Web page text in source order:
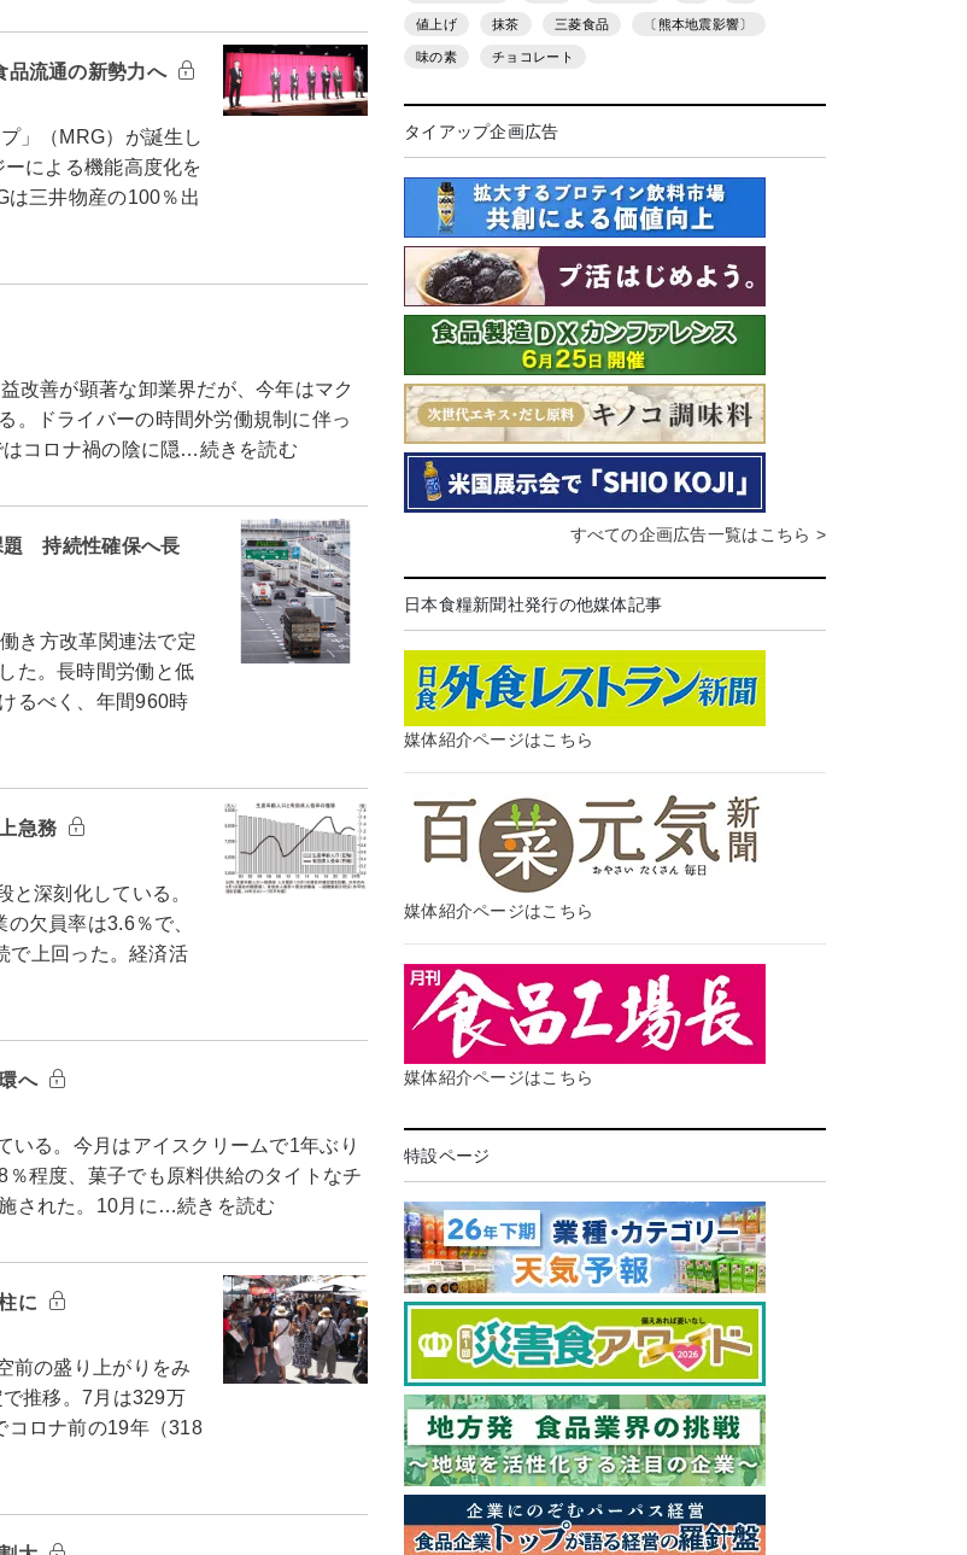
流通の新勢力へ
」（MRG）が誕生し
による機能高度化を
三井物産の100％出
改善が顕著な卸業界だが、今年はマク
。ドライバーの時間外労働規制に伴っ
コロナ禍の陰に隠…続きを読む
題 持続性確保へ長
き方改革関連法で定
た。長時間労働と低
るべく、年間960時
急務
深刻化している。
欠員率は3.6％で、
で上回った。経済活
へ
る。今月はアイスクリームで1年ぶり
程度、菓子でも原料供給のタイトなチ
された。10月に…続きを読む
に
の盛り上がりをみ
推移。7月は329万
コロナ前の19年（318
値上げ 抹茶 三菱食品 〔熊本地震影響〕
味の素 チョコレート
タイアップ企画広告
すべての企画広告一覧はこちら >
日本食糧新聞社発行の他媒体記事
媒体紹介ページはこちら
媒体紹介ページはこちら
媒体紹介ページはこちら
特設ページ